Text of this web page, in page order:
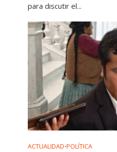
para discutir el...
ACTUALIDAD•POLÍTICA